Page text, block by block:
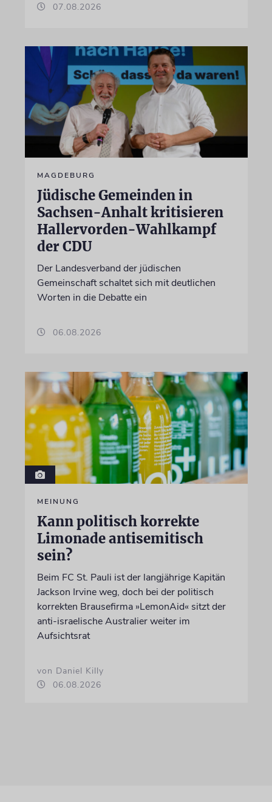
07.08.2026
MAGDEBURG
Jüdische Gemeinden in
Sachsen-Anhalt kritisieren
Hallervorden-Wahlkampf
der CDU
Der Landesverband der jüdischen
Gemeinschaft schaltet sich mit deutlichen
Worten in die Debatte ein
06.08.2026
MEINUNG
Kann politisch korrekte
Limonade antisemitisch
sein?
Beim FC St. Pauli ist der langjährige Kapitän
Jackson Irvine weg, doch bei der politisch
korrekten Brausefirma »LemonAid« sitzt der
anti-israelische Australier weiter im
Aufsichtsrat
von Daniel Killy
06.08.2026